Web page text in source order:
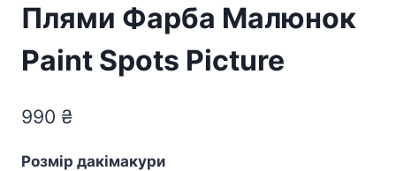
Плями Фарба Малюнок
Paint Spots Picture
990 ₴
Розмір дакімакури